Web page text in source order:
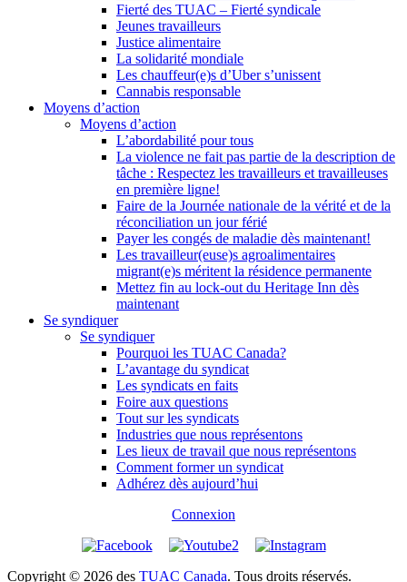
Fierté des TUAC – Fierté syndicale
Jeunes travailleurs
Justice alimentaire
La solidarité mondiale
Les chauffeur(e)s d’Uber s’unissent
Cannabis responsable
Moyens d’action
Moyens d’action
L’abordabilité pour tous
La violence ne fait pas partie de la description de
tâche : Respectez les travailleurs et travailleuses
en première ligne!
Faire de la Journée nationale de la vérité et de la
réconciliation un jour férié
Payer les congés de maladie dès maintenant!
Les travailleur(euse)s agroalimentaires
migrant(e)s méritent la résidence permanente
Mettez fin au lock-out du Heritage Inn dès
maintenant
Se syndiquer
Se syndiquer
Pourquoi les TUAC Canada?
L’avantage du syndicat
Les syndicats en faits
Foire aux questions
Tout sur les syndicats
Industries que nous représentons
Les lieux de travail que nous représentons
Comment former un syndicat
Adhérez dès aujourd’hui
Connexion
Copyright © 2026 des TUAC Canada. Tous droits réservés.